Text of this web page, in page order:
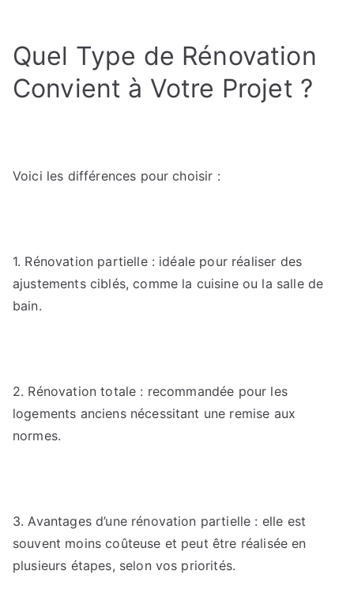
Quel Type de Rénovation
Convient à Votre Projet ?
Voici les différences pour choisir :
1. Rénovation partielle : idéale pour réaliser des
ajustements ciblés, comme la cuisine ou la salle de
bain.
2. Rénovation totale : recommandée pour les
logements anciens nécessitant une remise aux
normes.
3. Avantages d’une rénovation partielle : elle est
souvent moins coûteuse et peut être réalisée en
plusieurs étapes, selon vos priorités.